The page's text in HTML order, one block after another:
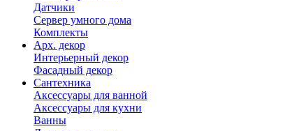
Датчики
Сервер умного дома
Комплекты
Арх. декор
Интерьерный декор
Фасадный декор
Сантехника
Аксессуары для ванной
Аксессуары для кухни
Ванны